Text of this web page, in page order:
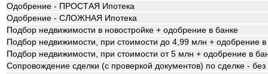
Одобрение - ПРОСТАЯ Ипотека
Одобрение - СЛОЖНАЯ Ипотека
Подбор недвижимости в новостройке + одобрение в банке
Подбор недвижимости, при стоимости до 4,99 млн + одобрение в
Подбор недвижимости, при стоимости от 5 млн + одобрение в
Сопровождение сделки (с проверкой документов) по сделке -